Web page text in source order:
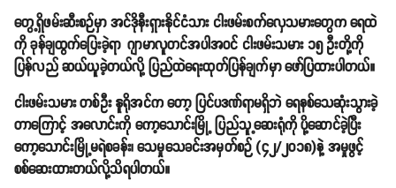
တွေ့ရှိဖမ်းဆီးစဉ်မှာ အင်ဒိုနီးရှားနိုင်ငံသား ငါးဖမ်းစက်လှေသမားတွေက ရေထဲ
ကို ခုန်ချထွက်ပြေးခဲ့ရာ ဂျာမာလူတင်အပါအဝင် ငါးဖမ်းသမား ၁၅ ဦးတို့ကို
ပြန်လည် ဆယ်ယူခဲ့တယ်လို့ ပြည်ထဲရေးထုတ်ပြန်ချက်မှာ ဖော်ပြထားပါတယ်။
ငါးဖမ်းသမား တစ်ဦး နူရိုအင်က တော့ ပြင်ပဒဏ်ရာမရှိဘဲ ရေနစ်သေဆုံးသွားခဲ့
တာကြောင့် အလောင်းကို ကော့သောင်းမြို့ ပြည်သူ့ဆေးရုံကို ပို့ဆောင်ခဲ့ပြီး
ကော့သောင်းမြို့မရဲစခန်း၊ သေမှုသေခင်းအမှတ်စဉ် (၄၂/၂၀၁၈)နဲ့ အမှုဖွင့်
စစ်ဆေးထားတယ်လို့သိရပါတယ်။